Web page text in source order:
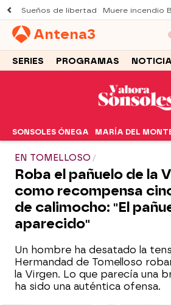
Sueños de libertad Muere incendio
Antena3
SERIES PROGRAMAS
SONSOLES ÓNEGA MARÍA DEL
EN TOMELLOSO
Roba el pañuelo de la
como recompensa
de calimocho: "El
aparecido"
Un hombre ha desatado la
Hermandad de Tomelloso
la Virgen. Lo que parecía una
ha sido una auténtica ofensa.